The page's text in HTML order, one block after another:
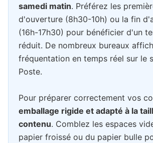
samedi matin. Préférez les
d'ouverture (8h30-10h) ou la fin
(16h-17h30) pour bénéficier d'un
réduit. De nombreux bureaux
fréquentation en temps réel sur le
Poste.
Pour préparer correctement vos
emballage rigide et adapté à la
contenu. Comblez les espaces
papier froissé ou du papier bulle